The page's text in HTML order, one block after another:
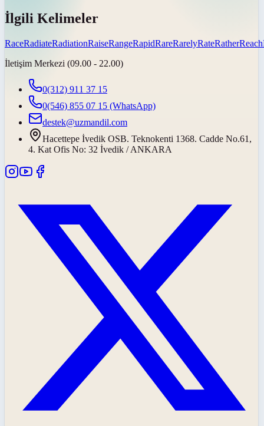
İlgili Kelimeler
RaceRadiateRadiationRaiseRangeRapidRareRarelyRateRatherReach
İletişim Merkezi (09.00 - 22.00)
0(312) 911 37 15
0(546) 855 07 15 (WhatsApp)
destek@uzmandil.com
Hacettepe İvedik OSB. Teknokenti 1368. Cadde No.61,
4. Kat Ofis No: 32 İvedik / ANKARA